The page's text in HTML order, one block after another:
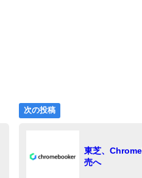
次の投稿
の
東芝、
売へ